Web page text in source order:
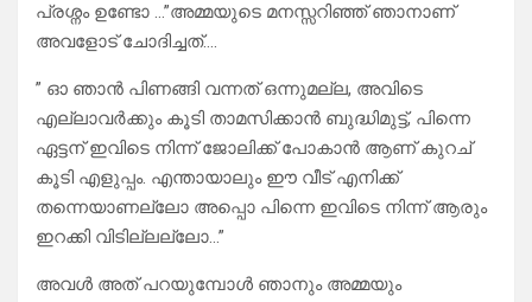
പ്രശ്നം ഉണ്ടോ …”അമ്മയുടെ മനസ്സറിഞ്ഞ് ഞാനാണ്
അവളോട് ചോദിച്ചത്….
” ഓ ഞാൻ പിണങ്ങി വന്നത് ഒന്നുമല്ല, അവിടെ
എല്ലാവർക്കും കൂടി താമസിക്കാൻ ബുദ്ധിമുട്ട്, പിന്നെ
ഏട്ടന് ഇവിടെ നിന്ന് ജോലിക്ക് പോകാൻ ആണ് കുറച്
കൂടി എളുപ്പം. എന്തായാലും ഈ വീട് എനിക്ക്
തന്നെയാണല്ലോ അപ്പൊ പിന്നെ ഇവിടെ നിന്ന് ആരും
ഇറക്കി വിടില്ലല്ലോ…”
അവൾ അത് പറയുമ്പോൾ ഞാനും അമ്മയും